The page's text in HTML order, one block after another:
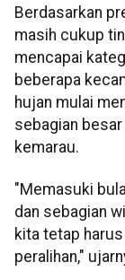
Berdasarkan
masih cukup
mencapai
beberapa
hujan mulai
sebagian
kemarau.
"Memasuki
dan sebagian
kita tetap
peralihan,"